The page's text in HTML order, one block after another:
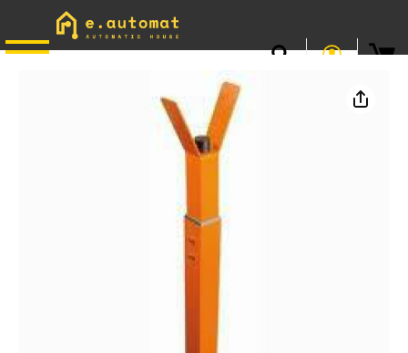
📞0746.301.381· L–V 9–17 · Livrare gratuită peste 500 lei